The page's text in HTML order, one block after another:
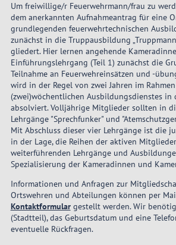
Um freiwillige/r Feuerwehrmann/frau zu
dem anerkannten Aufnahmeantrag für eine
grundlegenden feuerwehrtechnischen
zunächst in die Truppausbildung „Truppmann
gliedert. Hier lernen angehende
Einführungslehrgang (Teil 1) zunächst die
Teilnahme an Feuerwehreinsätzen und -
wird in der Regel von zwei Jahren im
(zwei)wöchentlichen Ausbildungsdienstes in
absolviert. Volljährige Mitglieder sollten in
Lehrgänge "Sprechfunker" und
Mit Abschluss dieser vier Lehrgänge ist die
in der Lage, die Reihen der aktiven
weiterführenden Lehrgänge und
Spezialisierung der Kameradinnen und
Informationen und Anfragen zur
Ortswehren und Abteilungen können per
Kontaktformulargestellt werden. Wir
(Stadtteil), das Geburtsdatum und eine
eventuelle Rückfragen.